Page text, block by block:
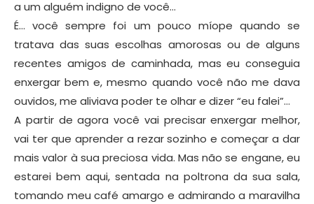
a um alguém indigno de você…
É… você sempre foi um pouco míope quando se
tratava das suas escolhas amorosas ou de alguns
recentes amigos de caminhada, mas eu conseguia
enxergar bem e, mesmo quando você não me dava
ouvidos, me aliviava poder te olhar e dizer “eu falei”…
A partir de agora você vai precisar enxergar melhor,
vai ter que aprender a rezar sozinho e começar a dar
mais valor à sua preciosa vida. Mas não se engane, eu
estarei bem aqui, sentada na poltrona da sua sala,
tomando meu café amargo e admirando a maravilha